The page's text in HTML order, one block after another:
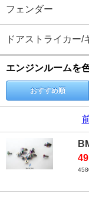
フェンダー
ドアストライカー/
エンジンルームを
おすすめ順